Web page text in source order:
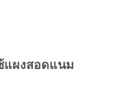
แผงสอดแนม